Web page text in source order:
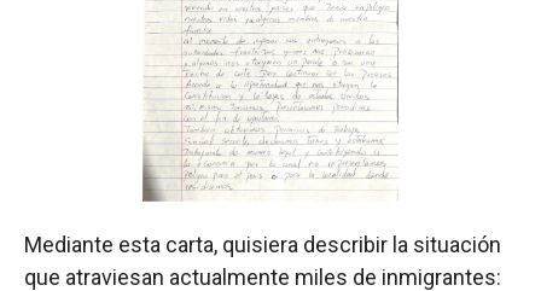
Mediante esta carta, quisiera describir la situación
que atraviesan actualmente miles de inmigrantes: